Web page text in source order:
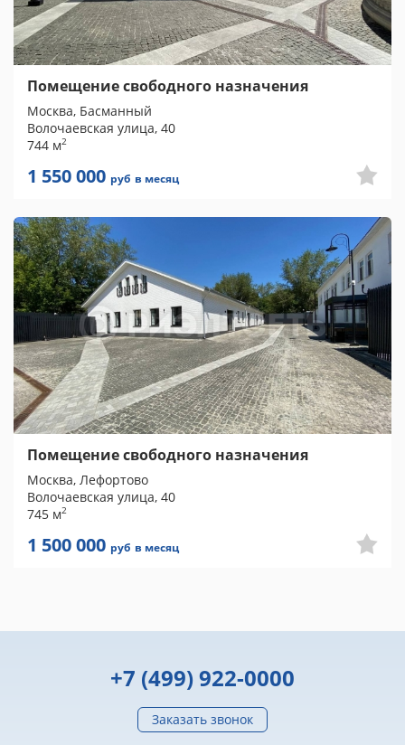
Помещение свободного назначения
Москва, Басманный
Волочаевская улица, 40
744 м2
1 550 000 руб в месяц
Помещение свободного назначения
Москва, Лефортово
Волочаевская улица, 40
745 м2
1 500 000 руб в месяц
+7 (499) 922-0000
Заказать звонок